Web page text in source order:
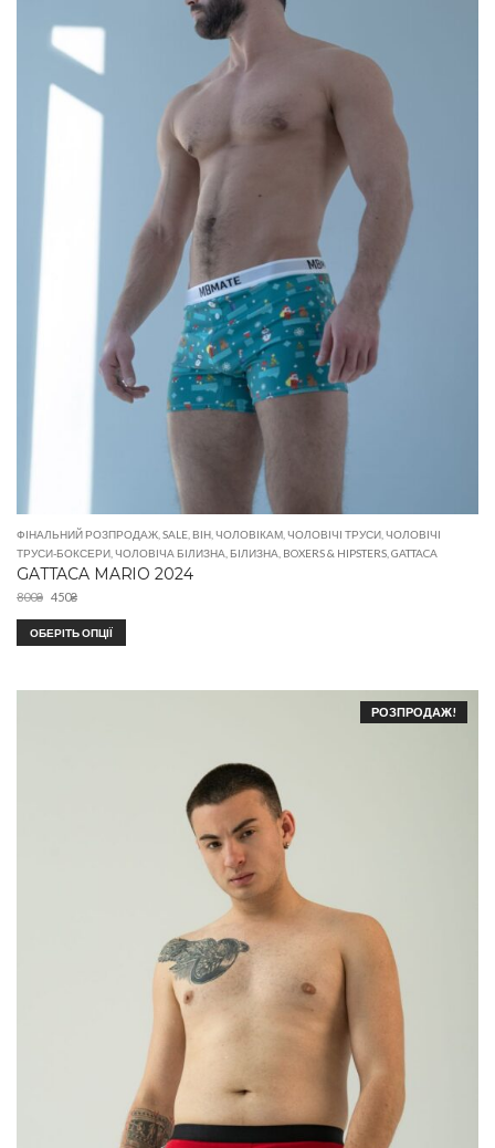
ФІНАЛЬНИЙ РОЗПРОДАЖ SALE ВІН ЧОЛОВІКАМ ЧОЛОВІЧІ ТРУСИ ЧОЛОВІЧІ
ТРУСИ-БОКСЕРИ ЧОЛОВІЧА БІЛИЗНА БІЛИЗНА BOXERS & HIPSTERS GATTACA
GATTACA MARIO 2024
800₴ 450₴
ОБЕРІТЬ ОПЦІЇ
РОЗПРОДАЖ!